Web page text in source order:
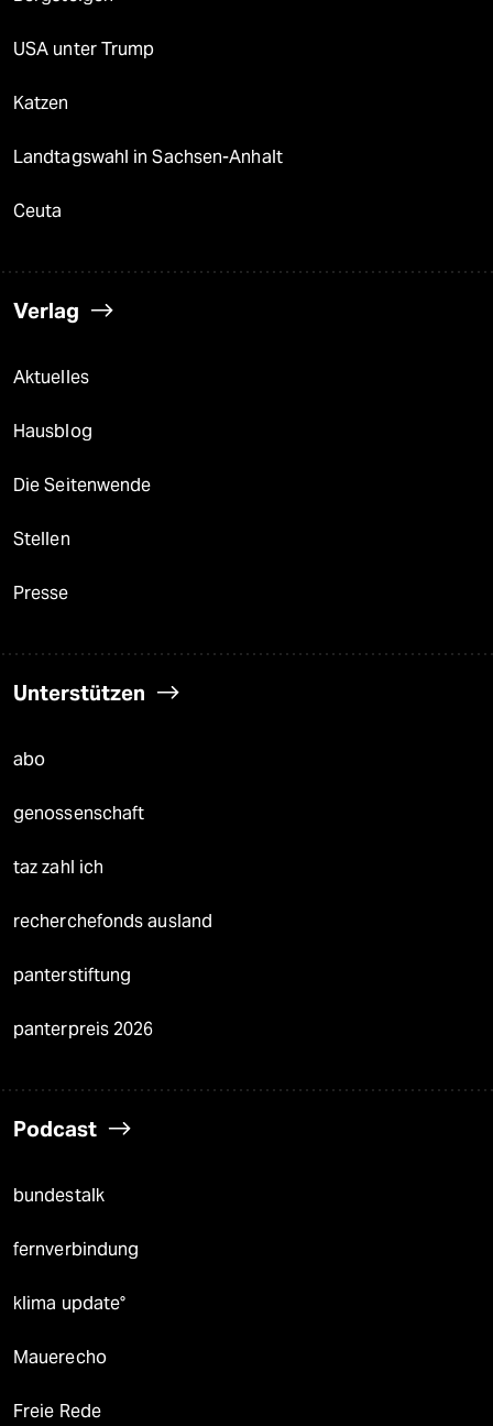
USA unter Trump
Katzen
Landtagswahl in Sachsen-Anhalt
Ceuta
Verlag
Aktuelles
Hausblog
Die Seitenwende
Stellen
Presse
Unterstützen
abo
genossenschaft
taz zahl ich
recherchefonds ausland
panterstiftung
panterpreis 2026
Podcast
bundestalk
fernverbindung
klima update°
Mauerecho
Freie Rede